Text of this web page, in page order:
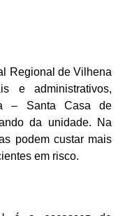
Regional de Vilhena
e administrativos,
– Santa Casa de
da unidade. Na
podem custar mais
em risco.